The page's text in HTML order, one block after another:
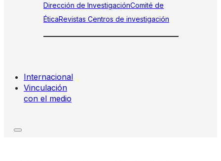
Dirección de InvestigaciónComité de
ÉticaRevistas Centros de investigación
Internacional
Vinculación
con el medio